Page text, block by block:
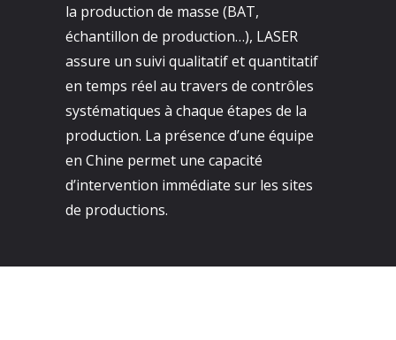
la production de masse (BAT,
échantillon de production…), LASER
assure un suivi qualitatif et quantitatif
en temps réel au travers de contrôles
systématiques à chaque étapes de la
production. La présence d’une équipe
en Chine permet une capacité
d’intervention immédiate sur les sites
de productions.